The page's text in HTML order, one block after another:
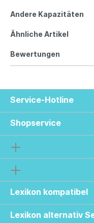
Andere Kapazitäten
Ähnliche Artikel
Bewertungen
Service-Hotline
Shopservice
Lexikon kompatibel
Lexikon alternativ